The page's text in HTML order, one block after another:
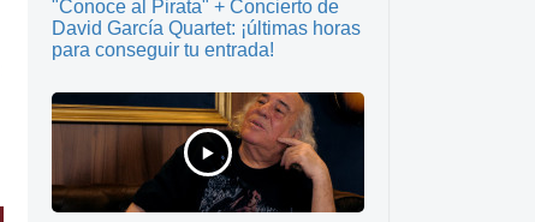
"Conoce al Pirata" + Concierto de
David García Quartet: ¡últimas horas
para conseguir tu entrada!